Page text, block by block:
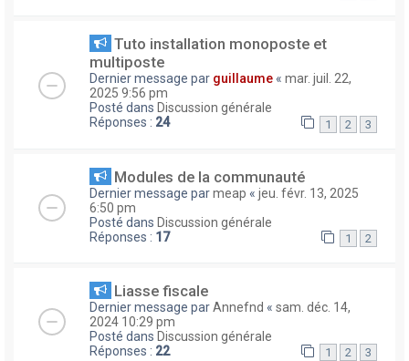
Tuto installation monoposte et
multiposte
Dernier message par guillaume « mar. juil. 22,
2025 9:56 pm
Posté dans Discussion générale
Réponses : 24 1 2 3
Modules de la communauté
Dernier message parmeap « jeu. févr. 13, 2025
6:50 pm
Posté dans Discussion générale
Réponses : 17 1 2
Liasse fiscale
Dernier message parAnnefnd « sam. déc. 14,
2024 10:29 pm
Posté dans Discussion générale
Réponses : 22 1 2 3